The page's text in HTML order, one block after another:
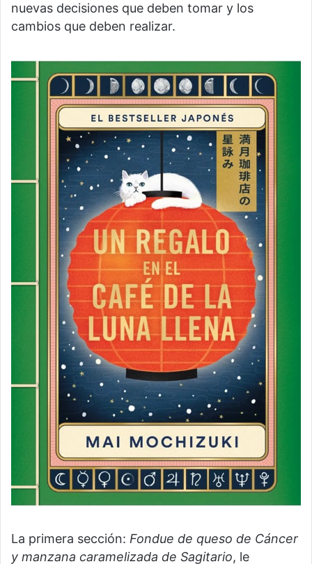
nuevas decisiones que deben tomar y los
cambios que deben realizar.
La primera sección: Fondue de queso de Cáncer
y manzana caramelizada de Sagitario, le